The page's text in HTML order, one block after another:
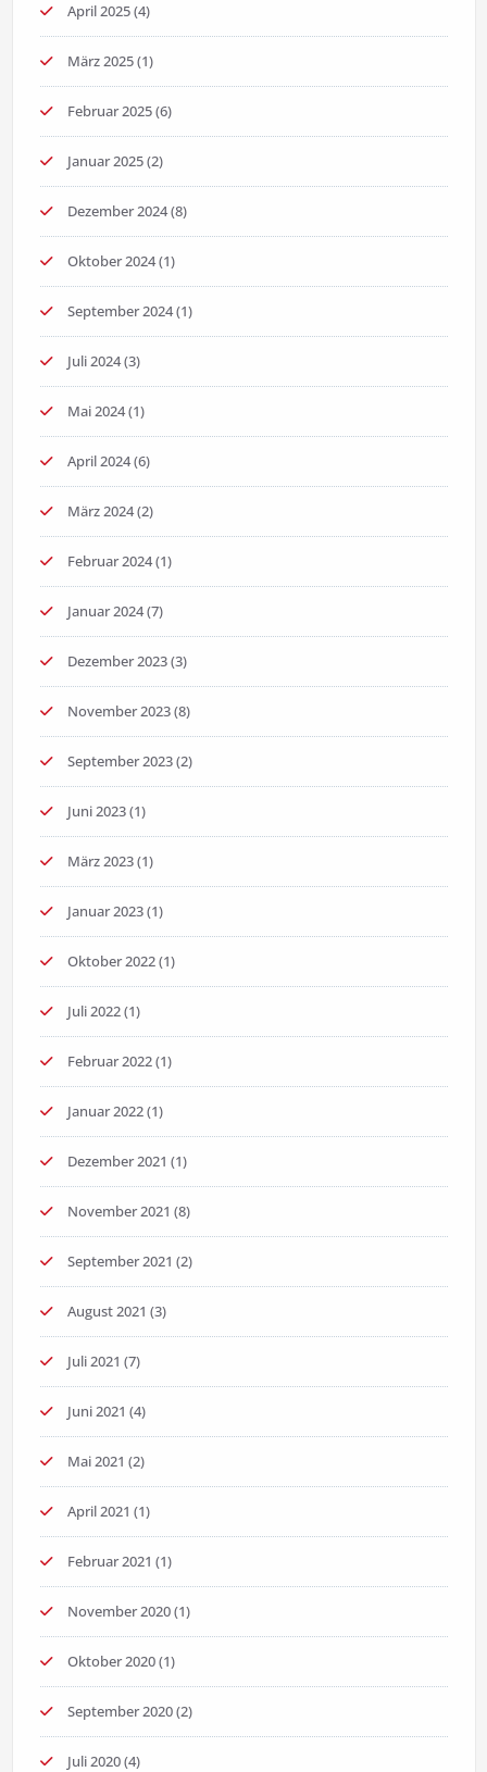
April 2025(4)
März 2025(1)
Februar 2025(6)
Januar 2025(2)
Dezember 2024(8)
Oktober 2024(1)
September 2024(1)
Juli 2024(3)
Mai 2024(1)
April 2024(6)
März 2024(2)
Februar 2024(1)
Januar 2024(7)
Dezember 2023(3)
November 2023(8)
September 2023(2)
Juni 2023(1)
März 2023(1)
Januar 2023(1)
Oktober 2022(1)
Juli 2022(1)
Februar 2022(1)
Januar 2022(1)
Dezember 2021 (1)
November 2021 (8)
September 2021 (2)
August 2021 (3)
Juli 2021 (7)
Juni 2021 (4)
Mai 2021 (2)
April 2021 (1)
Februar 2021 (1)
November 2020(1)
Oktober 2020(1)
September 2020(2)
Juli 2020(4)